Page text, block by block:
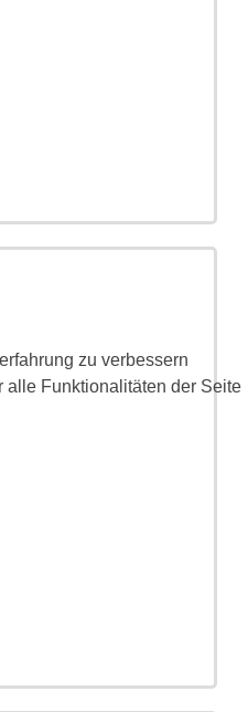
zu verbessern
alle Funktionalitäten der Seite